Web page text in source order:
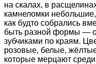
на скалах, в
камнеломки небольшие,
как будто собрались
быть разной формы —
зубчиками по краям.
розовые, белые,
которые мерцают